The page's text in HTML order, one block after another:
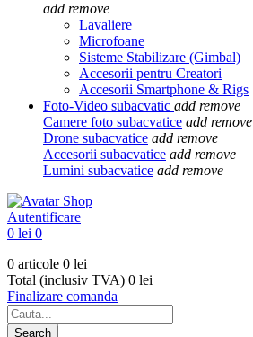
add remove
Lavaliere
Microfoane
Sisteme Stabilizare (Gimbal)
Accesorii pentru Creatori
Accesorii Smartphone & Rigs
Foto-Video subacvatic add remove
Camere foto subacvatice add remove
Drone subacvatice add remove
Accesorii subacvatice add remove
Lumini subacvatice add remove
Autentificare
0 lei 0
0 articole 0 lei
Total (inclusiv TVA) 0 lei
Finalizare comanda
Search